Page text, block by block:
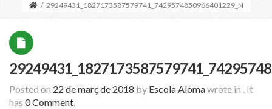
/ 29249431_1827173587579741_7429574850966401229_N
Posted on 22 de març de 2018 by Escola Alomawrote in . It
has 0 Comment.